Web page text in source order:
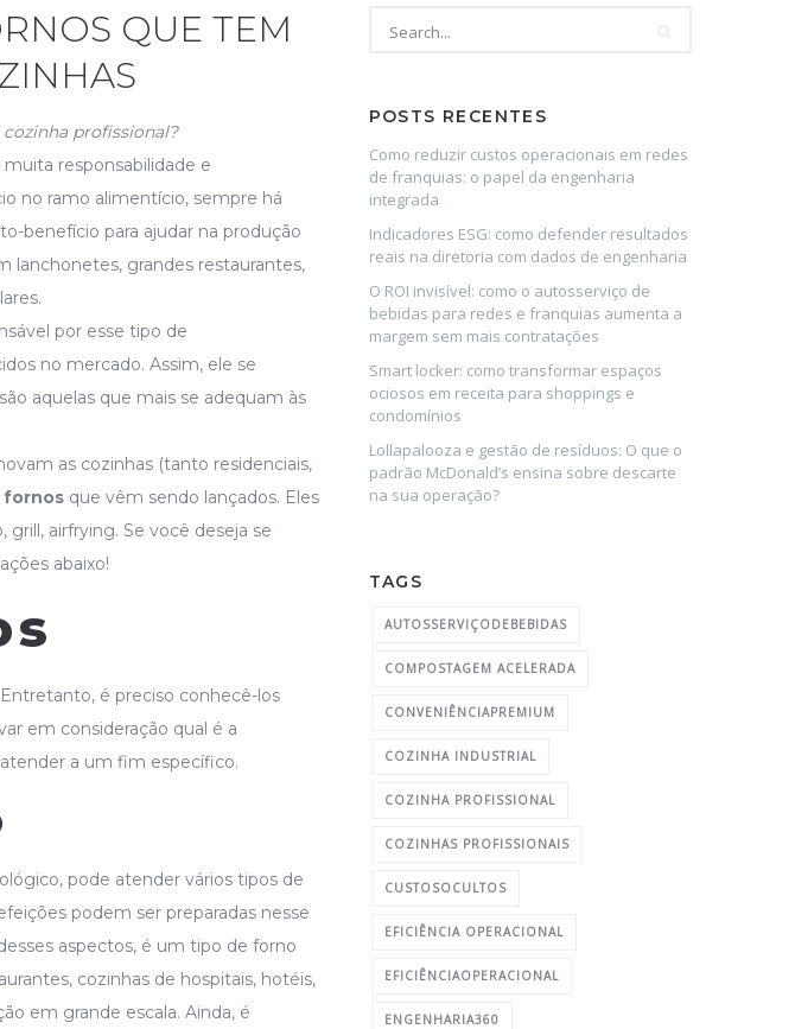
QUE TEM
profissional?
responsabilidade e
no ramo alimentício, sempre há
benefício para ajudar na produção
lanchonetes, grandes restaurantes,
por esse tipo de
no mercado. Assim, ele se
aquelas que mais se adequam às
as cozinhas (tanto residenciais,
fornos que vêm sendo lançados. Eles
airfrying. Se você deseja se
abaixo!
é preciso conhecê-los
em consideração qual é a
a um fim específico.
pode atender vários tipos de
podem ser preparadas nesse
aspectos, é um tipo de forno
cozinhas de hospitais, hotéis,
em grande escala. Ainda, é
POSTS RECENTES
Como reduzir custos operacionais em redes
de franquias: o papel da engenharia
integrada
Indicadores ESG: como defender resultados
reais na diretoria com dados de engenharia
O ROI invisível: como o autosserviço de
bebidas para redes e franquias aumenta a
margem sem mais contratações
Smart locker: como transformar espaços
ociosos em receita para shoppings e
condomínios
Lollapalooza e gestão de resíduos: O que o
padrão McDonald’s ensina sobre descarte
na sua operação?
TAGS
AUTOSSERVIÇODEBEBIDAS
COMPOSTAGEM ACELERADA
CONVENIÊNCIAPREMIUM
COZINHA INDUSTRIAL
COZINHA PROFISSIONAL
COZINHAS PROFISSIONAIS
CUSTOSOCULTOS
EFICIÊNCIA OPERACIONAL
EFICIÊNCIAOPERACIONAL
ENGENHARIA360